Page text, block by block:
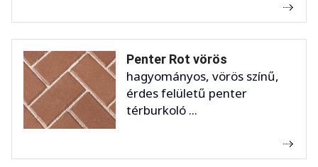
Penter Rot vörös
hagyományos, vörös színű,
érdes felületű penter
térburkoló ...